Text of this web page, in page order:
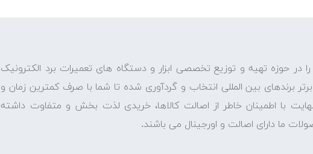
در حوزه تهیه و توزیع تخصصی ابزار و دستگاه های تعمیرات برد الکترونیک
برندهای بین المللی انتخاب و گردآوری شده تا شما با صرف کمترین زمان و
نهایت با اطمینان خاطر از اصالت کالاها، خریدی لذت بخش و متفاوت داشته
ما دارای اصالت و اورجینال می باشند.